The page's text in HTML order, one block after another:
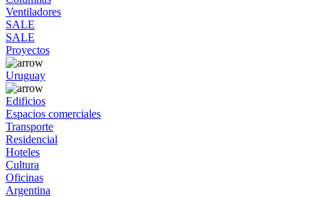
Ventiladores
SALE
SALE
Proyectos
Uruguay
Edificios
Espacios comerciales
Transporte
Residencial
Hoteles
Cultura
Oficinas
Argentina